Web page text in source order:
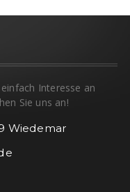
Interesse an
Sie uns an!
Wiedemar